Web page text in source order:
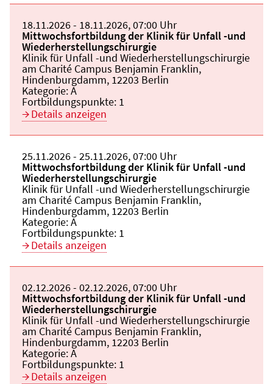
Beginn:
18.11.2026Ende und Anfangszeit:
- 18.11.2026,07:00 Uhr
Veranstaltungstitel:
Mittwochsfortbildung der Klinik für Unfall -und
Wiederherstellungschirurgie
Veranstaltungsort:
Klinik für Unfall -und Wiederherstellungschirurgie
am Charité Campus Benjamin Franklin,
Hindenburgdamm, 12203 Berlin
Kategorie:A
Fortbildungspunkte: 1
Details anzeigen
Beginn:
25.11.2026Ende und Anfangszeit:
- 25.11.2026,07:00 Uhr
Veranstaltungstitel:
Mittwochsfortbildung der Klinik für Unfall -und
Wiederherstellungschirurgie
Veranstaltungsort:
Klinik für Unfall -und Wiederherstellungschirurgie
am Charité Campus Benjamin Franklin,
Hindenburgdamm, 12203 Berlin
Kategorie:A
Fortbildungspunkte: 1
Details anzeigen
Beginn:
02.12.2026Ende und Anfangszeit:
- 02.12.2026,07:00 Uhr
Veranstaltungstitel:
Mittwochsfortbildung der Klinik für Unfall -und
Wiederherstellungschirurgie
Veranstaltungsort:
Klinik für Unfall -und Wiederherstellungschirurgie
am Charité Campus Benjamin Franklin,
Hindenburgdamm, 12203 Berlin
Kategorie:A
Fortbildungspunkte: 1
Details anzeigen